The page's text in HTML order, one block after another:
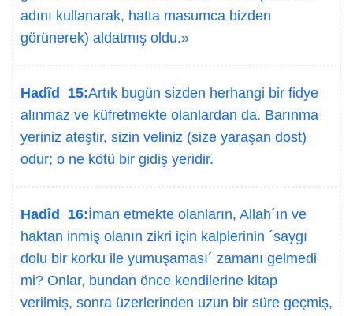
adını kullanarak, hatta masumca bizden
görünerek) aldatmış oldu.»
Hadîd 15:Artık bugün sizden herhangi bir fidye
alınmaz ve küfretmekte olanlardan da. Barınma
yeriniz ateştir, sizin veliniz (size yaraşan dost)
odur; o ne kötü bir gidiş yeridir.
Hadîd 16:İman etmekte olanların, Allah´ın ve
haktan inmiş olanın zikri için kalplerinin ´saygı
dolu bir korku ile yumuşaması´ zamanı gelmedi
mi? Onlar, bundan önce kendilerine kitap
verilmiş, sonra üzerlerinden uzun bir süre geçmiş,